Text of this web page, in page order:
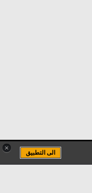
×
الى التطبيق